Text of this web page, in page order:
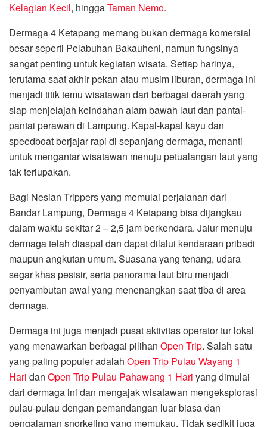
Kelagian Kecil, hinggaTaman Nemo.
Dermaga 4 Ketapang memang bukan dermaga komersial
besar seperti Pelabuhan Bakauheni, namun fungsinya
sangat penting untuk kegiatan wisata. Setiap harinya,
terutama saat akhir pekan atau musim liburan, dermaga ini
menjadi titik temu wisatawan dari berbagai daerah yang
siap menjelajah keindahan alam bawah laut dan pantai-
pantai perawan di Lampung. Kapal-kapal kayu dan
speedboat berjajar rapi di sepanjang dermaga, menanti
untuk mengantar wisatawan menuju petualangan laut yang
tak terlupakan.
Bagi Nesian Trippers yang memulai perjalanan dari
Bandar Lampung, Dermaga 4 Ketapang bisa dijangkau
dalam waktu sekitar 2 – 2,5 jam berkendara. Jalur menuju
dermaga telah diaspal dan dapat dilalui kendaraan pribadi
maupun angkutan umum. Suasana yang tenang, udara
segar khas pesisir, serta panorama laut biru menjadi
penyambutan awal yang menenangkan saat tiba di area
dermaga.
Dermaga ini juga menjadi pusat aktivitas operator tur lokal
yang menawarkan berbagai pilihan Open Trip. Salah satu
yang paling populer adalah Open Trip Pulau Wayang 1
Hari dan Open Trip Pulau Pahawang 1 Hari yang dimulai
dari dermaga ini dan mengajak wisatawan mengeksplorasi
pulau-pulau dengan pemandangan luar biasa dan
pengalaman snorkeling yang memukau. Tidak sedikit juga